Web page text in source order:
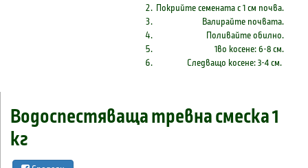
Покрийте семената с 1 см почва.
Валирайте почвата.
Поливайте обилно.
1во косене: 6-8 см.
Следващо косене: 3-4 см.
Водоспестяваща тревна смеска 1
кг